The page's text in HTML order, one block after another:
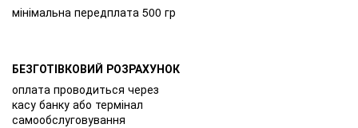
мінімальна передплата 500 гр
БЕЗГОТІВКОВИЙ РОЗРАХУНОК
оплата проводиться через
касу банку або термінал
самообслуговування